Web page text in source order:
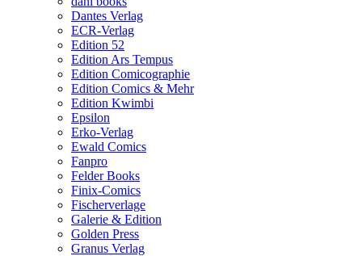
Dantes Verlag
ECR-Verlag
Edition 52
Edition Ars Tempus
Edition Comicographie
Edition Comics & Mehr
Edition Kwimbi
Epsilon
Erko-Verlag
Ewald Comics
Fanpro
Felder Books
Finix-Comics
Fischerverlage
Galerie & Edition
Golden Press
Granus Verlag